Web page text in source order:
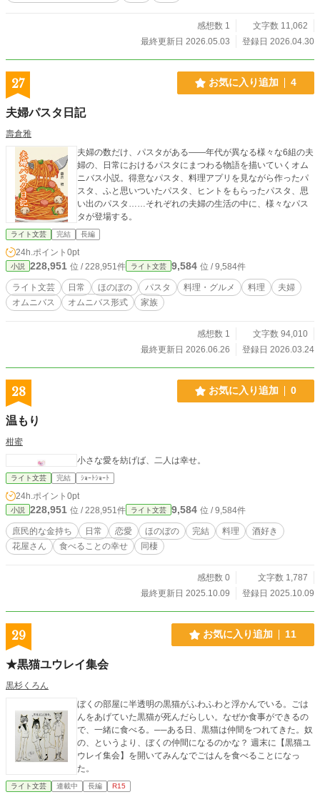
感想数 1
文字数 11,062
最終更新日 2026.05.03
登録日 2026.04.30
27 お気に入り追加 4
夫婦パスタ日記
壽倉雅
夫婦の数だけ、パスタがある――年代が異なる様々な6組の夫
婦の、日常におけるパスタにまつわる物語を描いていくオム
ニバス小説。得意なパスタ、料理アプリを見ながら作ったパ
スタ、ふと思いついたパスタ、ヒントをもらったパスタ、思
い出のパスタ……それぞれの夫婦の生活の中に、様々なパス
タが登場する。
ライト文芸 完結 長編
24h.ポイント 0pt
小説 228,951 位 / 228,951件 ライト文芸 9,584 位 / 9,584件
ライト文芸 日常 ほのぼの パスタ 料理・グルメ 料理
夫婦
オムニバス
オムニバス形式 家族
感想数 1
文字数 94,010
最終更新日 2026.06.26
登録日 2026.03.24
28 お気に入り追加 0
温もり
柑蜜
小さな愛を紡げば、二人は幸せ。
ライト文芸 完結 ｼｮｰﾄｼｮｰﾄ
24h.ポイント 0pt
小説 228,951 位 / 228,951件 ライト文芸 9,584 位 / 9,584件
庶民的な金持ち 日常 恋愛 ほのぼの 完結 料理
酒好き
花屋さん
食べることの幸せ 同棲
感想数 0
文字数 1,787
最終更新日 2025.10.09
登録日 2025.10.09
29 お気に入り追加 11
★黒猫ユウレイ集会
黒杉くろん
ぼくの部屋に半透明の黒猫がふわふわと浮かんでいる。ごは
んをあげていた黒猫が死んだらしい。なぜか食事ができるの
で、一緒に食べる。──ある日、黒猫は仲間をつれてきた。奴
の、というより、ぼくの仲間になるのかな？ 週末に【黒猫ユ
ウレイ集会】を開いてみんなでごはんを食べることになっ
た。
ライト文芸 連載中 長編 R15